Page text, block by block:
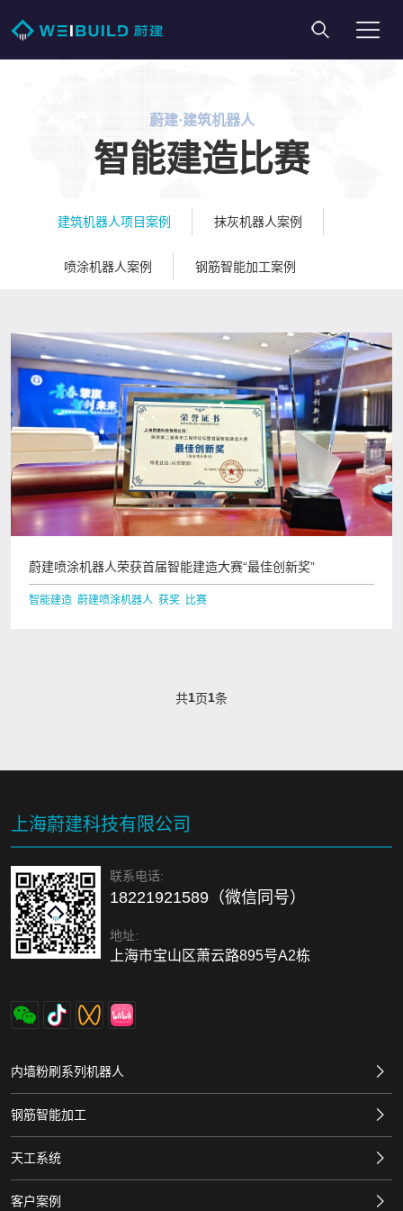
蔚建·建筑机器人
智能建造比赛
建筑机器人项目案例 抹灰机器人案例
喷涂机器人案例 钢筋智能加工案例
蔚建喷涂机器人荣获首届智能建造大赛“最佳创新奖”
智能建造 蔚建喷涂机器人 获奖 比赛
共1页1条
上海蔚建科技有限公司
联系电话:
18221921589（微信同号）
地址:
上海市宝山区萧云路895号A2栋
内墙粉刷系列机器人
钢筋智能加工
天工系统
客户案例